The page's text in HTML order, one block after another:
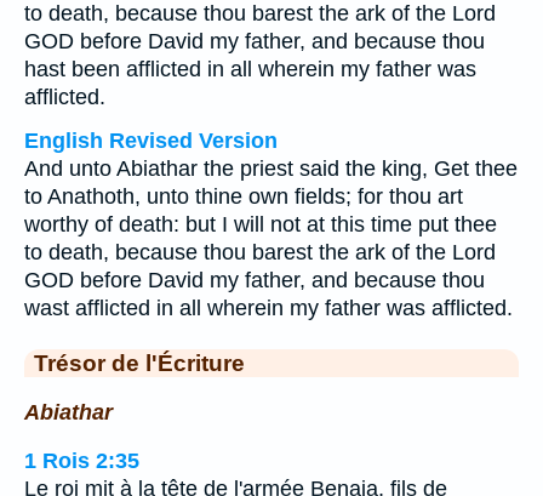
to death, because thou barest the ark of the Lord
GOD before David my father, and because thou
hast been afflicted in all wherein my father was
afflicted.
English Revised Version
And unto Abiathar the priest said the king, Get thee
to Anathoth, unto thine own fields; for thou art
worthy of death: but I will not at this time put thee
to death, because thou barest the ark of the Lord
GOD before David my father, and because thou
wast afflicted in all wherein my father was afflicted.
Trésor de l'Écriture
Abiathar
1 Rois 2:35
Le roi mit à la tête de l'armée Benaja, fils de